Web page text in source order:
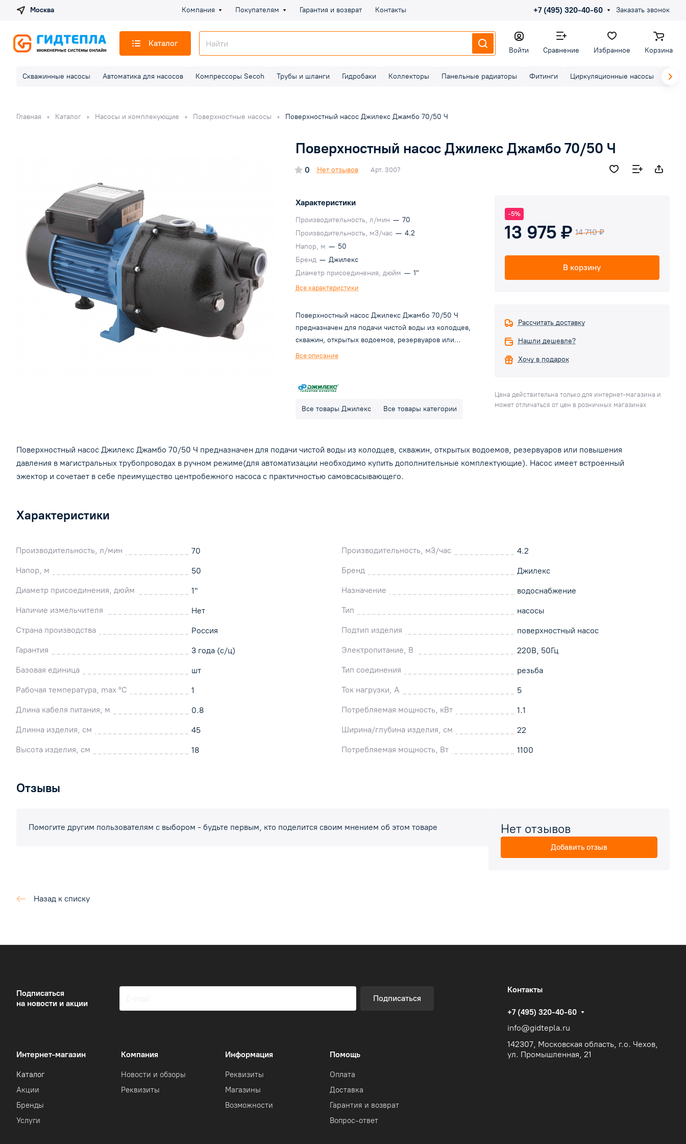
Москва Компания Покупателям Гарантия и возврат Контакты +7 (495) 320-40-60 Заказать звонок
Каталог
Войти Сравнение Избранное Корзина
Скважинные насосы Автоматика для насосов Компрессоры Secoh Трубы и шланги Гидробаки Коллекторы Панельные радиаторы Фитинги Циркуляционные насосы
Главная Каталог Насосы и комплекующие Поверхностные насосы Поверхностный насос Джилекс Джамбо 70/50 Ч
Поверхностный насос Джилекс Джамбо 70/50 Ч
0 Нет отзывов Арт. 3007
Характеристики
Производительность, л/мин — 70
Производительность, м3/час — 4.2
Напор, м — 50
Бренд — Джилекс
Диаметр присоединения, дюйм — 1"
Все характеристики
Поверхностный насос Джилекс Джамбо 70/50 Ч
предназначен для подачи чистой воды из колодцев,
скважин, открытых водоемов, резервуаров или
повышения давления в магистральных
комплектующие). Насос имеет встроенный эжектор
насоса с практичностью самовсасывающего.
Все описание
Все товары Джилекс Все товары категории
-5%
13 975 ₽ 14 710 ₽
В корзину
Рассчитать доставку
Нашли дешевле?
Хочу в подарок
Цена действительна только для интернет-магазина и
может отличаться от цен в розничных магазинах
Поверхностный насос Джилекс Джамбо 70/50 Ч предназначен для подачи чистой воды из колодцев, скважин, открытых водоемов, резервуаров или повышения
давления в магистральных трубопроводах в ручном режиме(для автоматизации необходимо купить дополнительные комплектующие). Насос имеет встроенный
эжектор и сочетает в себе преимущество центробежного насоса с практичностью самовсасывающего.
Характеристики
Производительность, л/мин 70 Производительность, м3/час
4.2
Напор, м
50 Бренд
Джилекс
Диаметр присоединения, дюйм
1" Назначение
водоснабжение
Наличие измельчителя
Нет Тип
насосы
Страна производства
Россия Подтип изделия
поверхностный насос
Гарантия
3 года (с/ц) Электропитание, В
220В, 50Гц
Базовая единица
шт Тип соединения
резьба
Рабочая температура, max °C
1 Ток нагрузки, А
5
Длина кабеля питания, м
0.8 Потребляемая мощность, кВт
1.1
Длинна изделия, см
45 Ширина/глубина изделия, см
22
Высота изделия, см
18 Потребляемая мощность, Вт 1100
Отзывы
Помогите другим пользователям с выбором - будьте первым, кто поделится своим мнением об этом товаре Нет отзывов
Добавить отзыв
Назад к списку
Подписаться
на новости и акции
Подписаться
Интернет-магазин
Каталог
Акции
Бренды
Услуги
Компания
Новости и обзоры
Реквизиты
Информация
Реквизиты
Магазины
Возможности
Помощь
Оплата
Доставка
Гарантия и возврат
Вопрос-ответ
Контакты
+7 (495) 320-40-60
info@gidtepla.ru
142307, Московская область, г.о. Чехов,
ул. Промышленная, 21